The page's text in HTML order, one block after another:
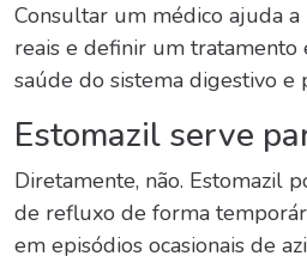
Consultar um médico ajuda a
reais e definir um tratamento
saúde do sistema digestivo e
Estomazil serve
Diretamente, não. Estomazil
de refluxo de forma
em episódios ocasionais de